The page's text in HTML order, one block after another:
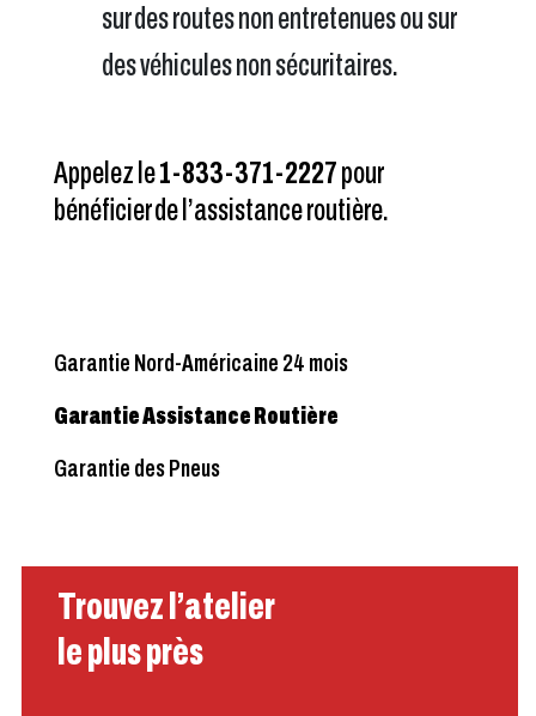
Garantie Nord-Américaine 24 mois
Garantie Assistance Routière
Garantie des Pneus
Trouvez l’atelier
le plus près
sur des routes non entretenues ou sur
des véhicules non sécuritaires.
Appelez le1-833-371-2227pour
bénéficier de l’assistance routière.